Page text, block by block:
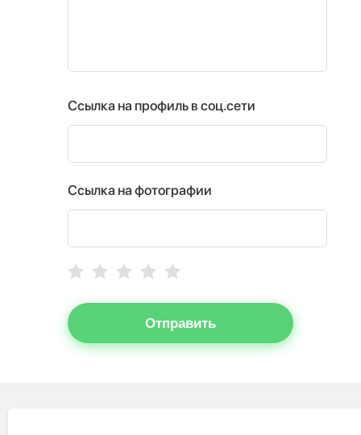
Ссылка на профиль в соц.сети
Ссылка на фотографии
Отправить